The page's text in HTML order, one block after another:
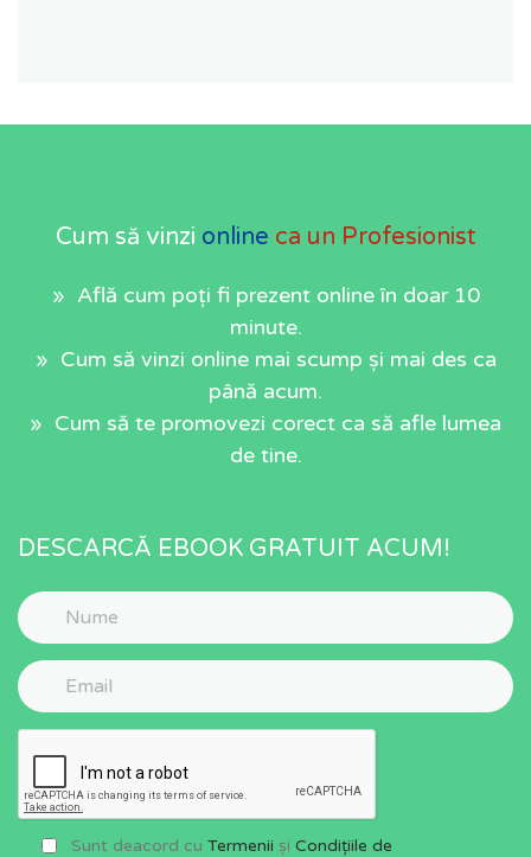
Cum să vinzi online ca un Profesionist
» Află cum poți fi prezent online în doar 10
minute.
» Cum să vinzi online mai scump și mai des ca
până acum.
» Cum să te promovezi corect ca să afle lumea
de tine.
DESCARCĂ EBOOK GRATUIT ACUM!
Sunt deacord cu Termenii și Condițiile de